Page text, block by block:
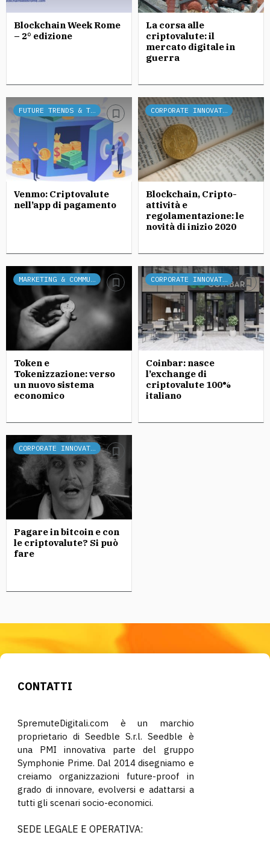
Blockchain Week Rome
– 2° edizione
La corsa alle
criptovalute: il
mercato digitale in
guerra
FUTURE TRENDS & TECH
Venmo: Criptovalute
nell’app di pagamento
CORPORATE INNOVATION
Blockchain, Cripto-
attività e
regolamentazione: le
novità di inizio 2020
MARKETING & COMMUNICATION
Token e
Tokenizzazione: verso
un nuovo sistema
economico
CORPORATE INNOVATION
Coinbar: nasce
l’exchange di
criptovalute 100%
italiano
CORPORATE INNOVATION
Pagare in bitcoin e con
le criptovalute? Si può
fare
CONTATTI
SpremuteDigitali.com è un marchio
proprietario di Seedble S.r.l. Seedble è
una PMI innovativa parte del gruppo
Symphonie Prime. Dal 2014 disegniamo e
creiamo organizzazioni future-proof in
grado di innovare, evolversi e adattarsi a
tutti gli scenari socio-economici.
SEDE LEGALE E OPERATIVA: